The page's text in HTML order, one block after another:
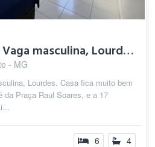
Quarto individual, Vaga masculina, Lourdes.
- MG
Lourdes. Casa fica muito bem
da Praça Raul Soares, e a 17
6 4